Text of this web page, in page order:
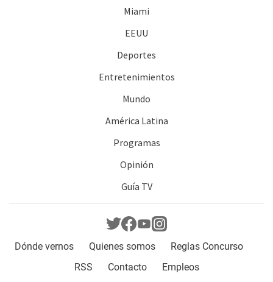
Miami
EEUU
Deportes
Entretenimientos
Mundo
América Latina
Programas
Opinión
Guía TV
Dónde vernos Quienes somos
Reglas Concurso
RSS
Contacto Empleos